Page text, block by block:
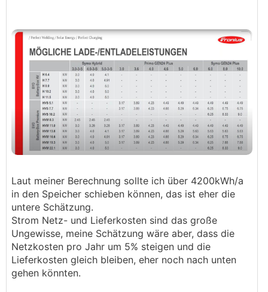
Laut meiner Berechnung sollte ich über 4200kWh/a
in den Speicher schieben können, das ist eher die
untere Schätzung.
Strom Netz- und Lieferkosten sind das große
Ungewisse, meine Schätzung wäre aber, dass die
Netzkosten pro Jahr um 5% steigen und die
Lieferkosten gleich bleiben, eher noch nach unten
gehen könnten.